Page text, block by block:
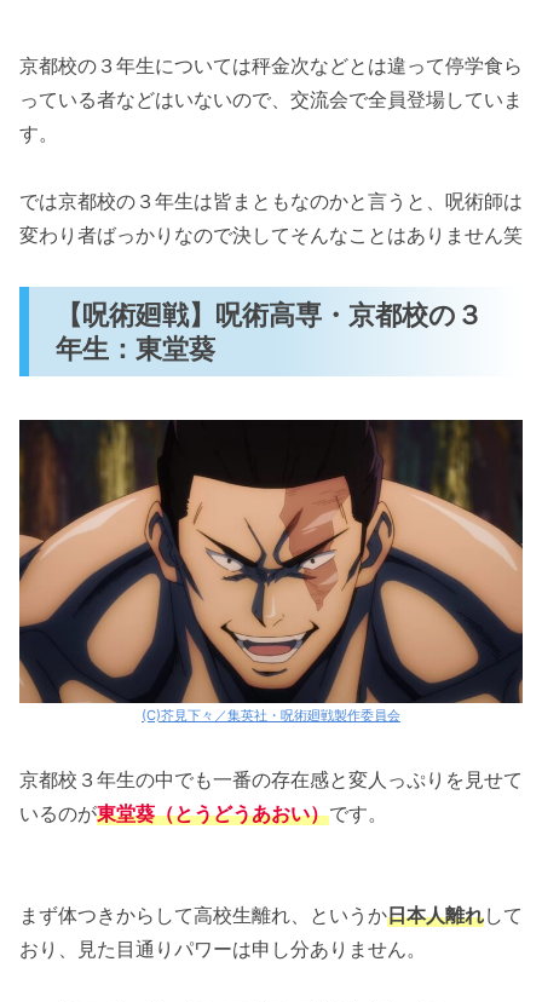
京都校の３年生については秤金次などとは違って停学食ら
っている者などはいないので、交流会で全員登場していま
す。
では京都校の３年生は皆まともなのかと言うと、呪術師は
変わり者ばっかりなので決してそんなことはありません笑
【呪術廻戦】呪術高専・京都校の３
年生：東堂葵
(C)芥見下々／集英社・呪術廻戦製作委員会
京都校３年生の中でも一番の存在感と変人っぷりを見せて
いるのが東堂葵（とうどうあおい）です。
まず体つきからして高校生離れ、というか日本人離れして
おり、見た目通りパワーは申し分ありません。